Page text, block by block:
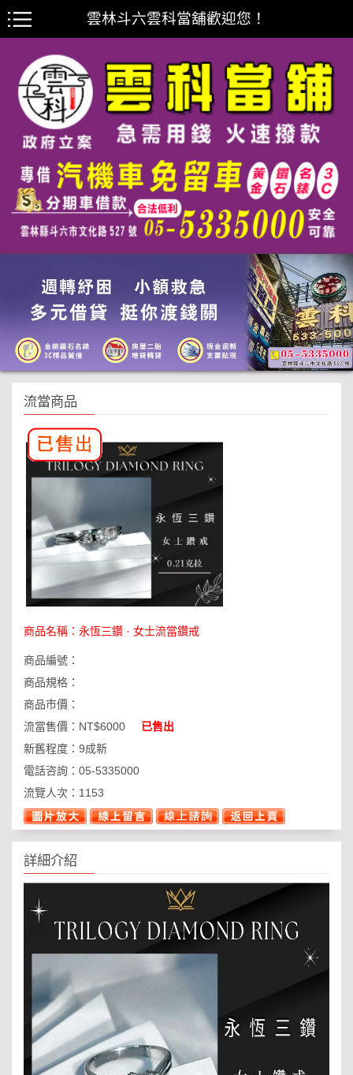
雲林斗六雲科當舖歡迎您！
流當商品
商品名稱： 永恆三鑽 · 女士流當鑽戒
商品編號：
商品規格：
商品市價：
流當售價： NT$6000
已售出
新舊程度： 9成新
電話咨詢： 05-5335000
流覽人次： 1153
詳細介紹